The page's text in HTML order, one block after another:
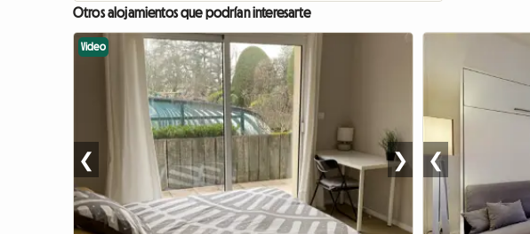
Otros alojamientos que podrían interesarte
Video
❮ ❯ ❮